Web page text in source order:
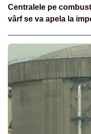
Centralele pe
vârf se va apela la